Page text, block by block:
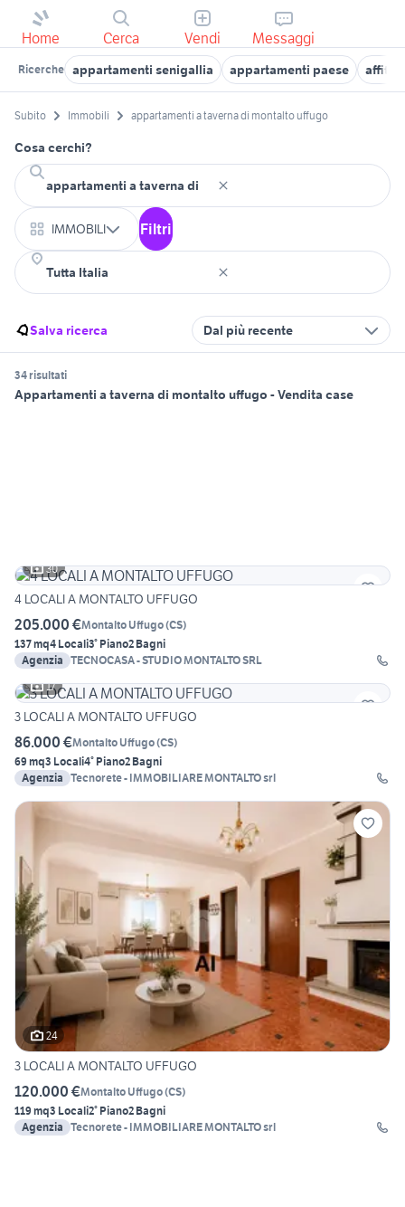
Home Cerca Vendi Messaggi
Ricerche appartamenti senigallia appartamenti paese affitto
Subito Immobili appartamenti a taverna di montalto uffugo
Cosa cerchi?
IMMOBILI Filtri
Salva ricerca Dal più recente
34 risultati
Appartamenti a taverna di montalto uffugo - Vendita case
30
4 LOCALI A MONTALTO UFFUGO
205.000 €Montalto Uffugo(CS)
137 mq4 Locali3° Piano2 Bagni
Agenzia TECNOCASA - STUDIO MONTALTO SRL
17
3 LOCALI A MONTALTO UFFUGO
86.000 €Montalto Uffugo(CS)
69 mq3 Locali4° Piano2 Bagni
Agenzia Tecnorete - IMMOBILIARE MONTALTO srl
24
3 LOCALI A MONTALTO UFFUGO
120.000 €Montalto Uffugo(CS)
119 mq3 Locali2° Piano2 Bagni
Agenzia Tecnorete - IMMOBILIARE MONTALTO srl